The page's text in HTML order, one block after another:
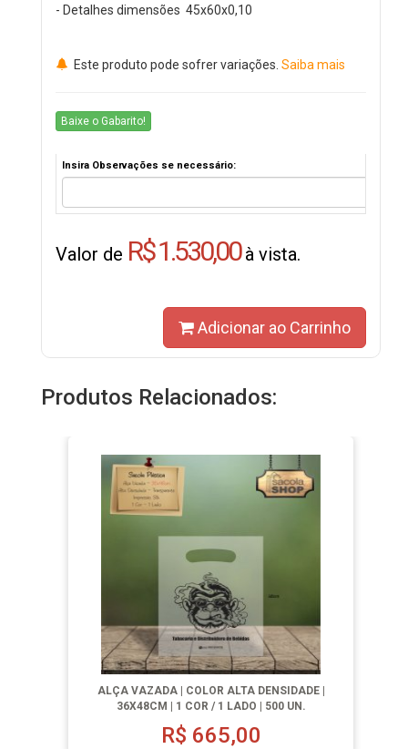
- Detalhes dimensões 45x60x0,10
Este produto pode sofrer variações. Saiba mais
Baixe o Gabarito!
Insira Observações se necessário:
Valor de R$ 1.530,00à vista.
Adicionar ao Carrinho
Produtos Relacionados:
ALÇA VAZADA | COLOR ALTA DENSIDADE |
36X48CM | 1 COR / 1 LADO | 500 UN.
R$ 665,00